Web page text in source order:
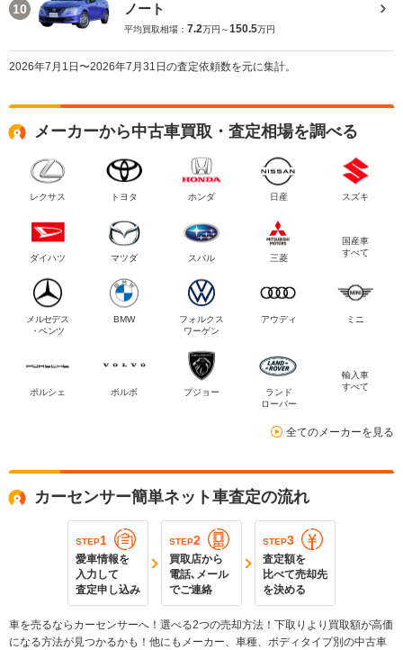
10 ノート
平均買取相場： 7.2万円～150.5万円
2026年7月1日〜2026年7月31日の査定依頼数を元に集計。
メーカーから中古車買取・査定相場を調べる
レクサス トヨタ ホンダ 日産 スズキ
ダイハツ マツダ スバル 三菱
国産車
すべて
メルセデス
・ベンツ
BMW
フォルクス
ワーゲン
アウディ ミニ
ポルシェ ボルボ プジョー
ランド
ローバー
輸入車
すべて
全てのメーカーを見る
カーセンサー簡単ネット車査定の流れ
STEP1
愛車情報を
入力して
査定申し込み
STEP2
買取店から
電話､メール
でご連絡
STEP3
査定額を
比べて売却先
を決める
車を売るならカーセンサーへ！選べる2つの売却方法！下取りより買取額が高価
になる方法が見つかるかも！他にもメーカー、車種、ボディタイプ別の中古車